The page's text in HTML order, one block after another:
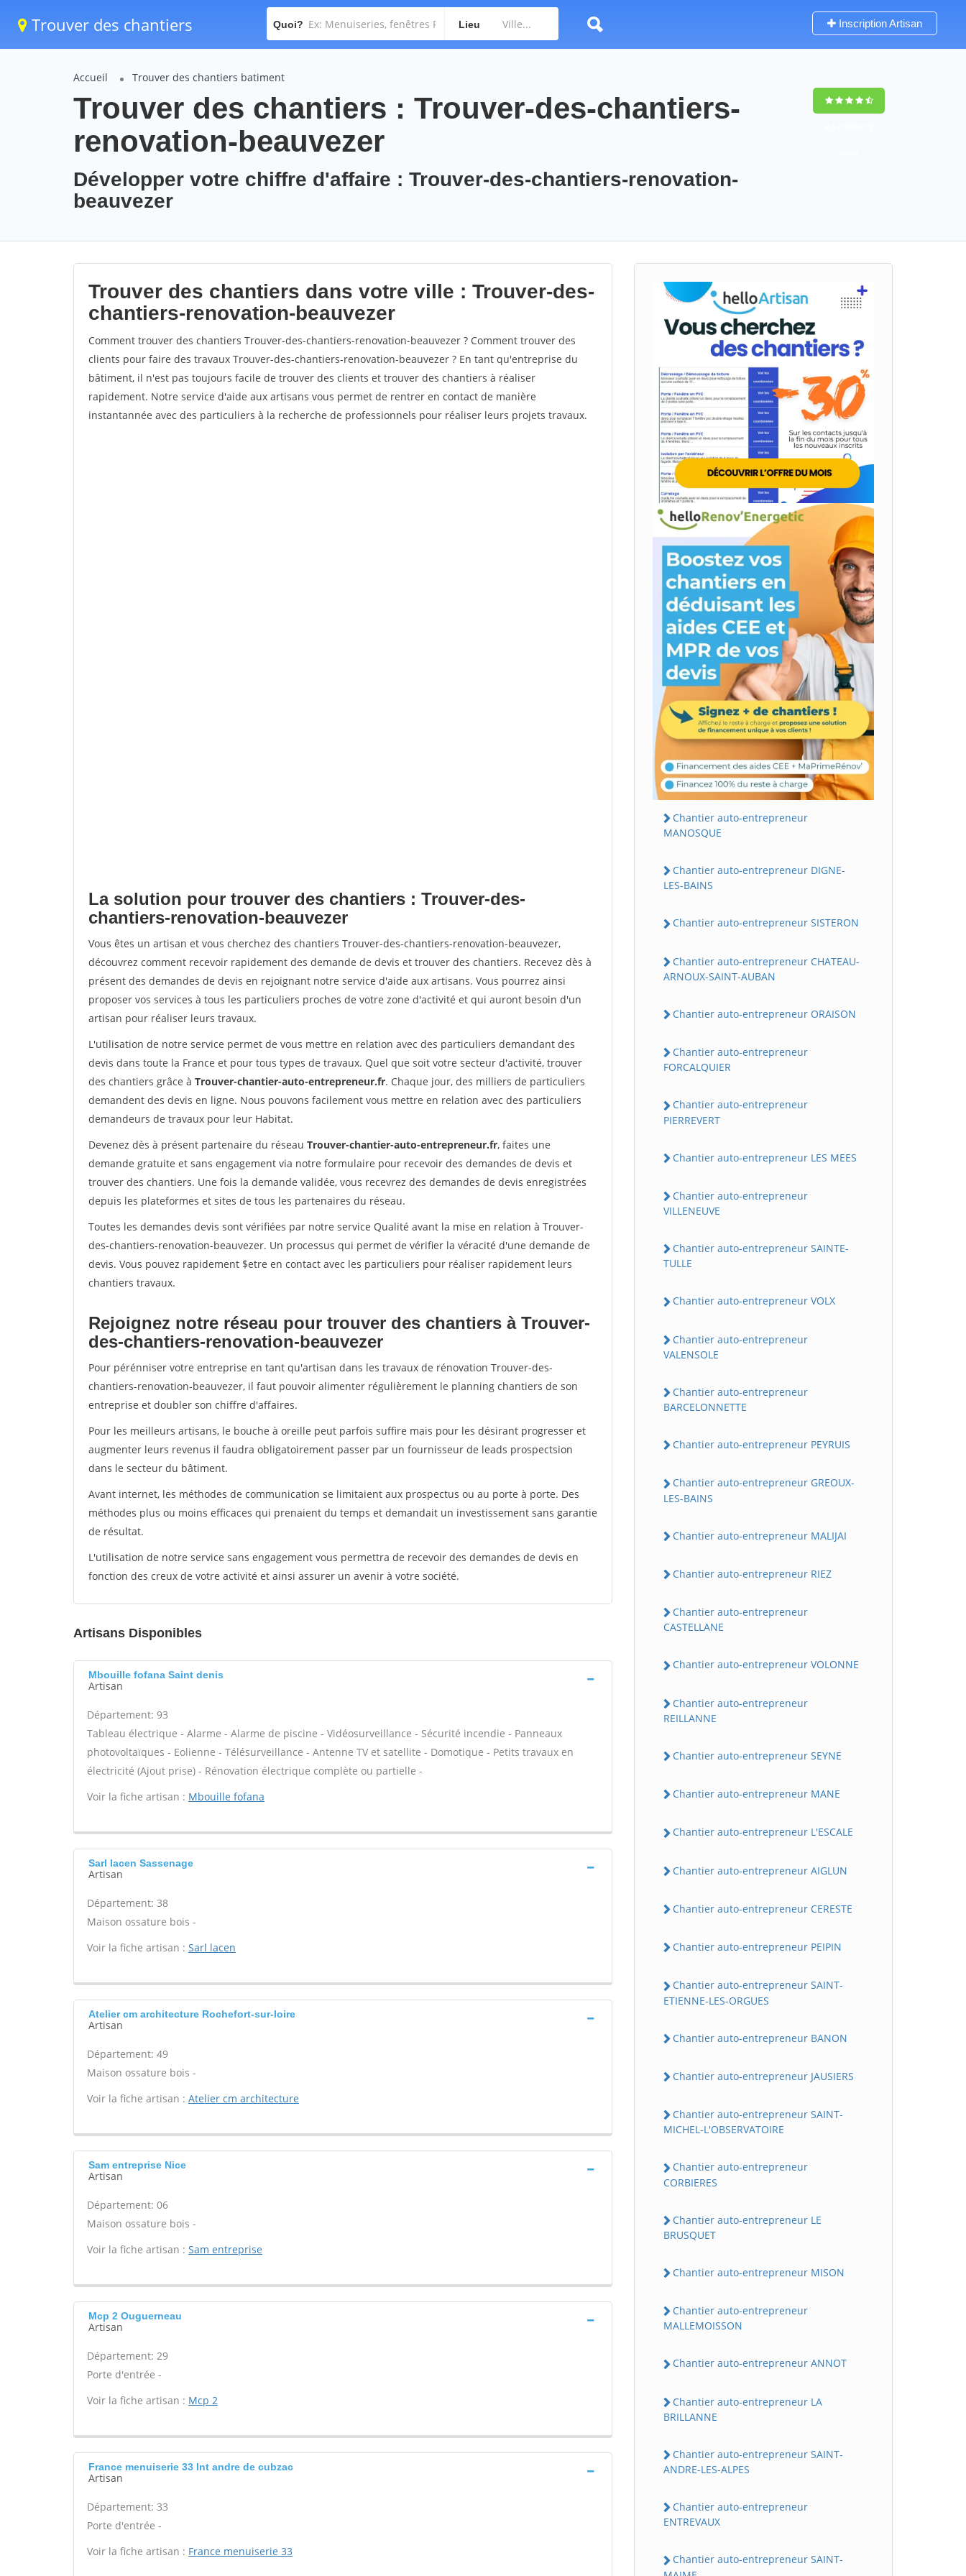
Trouver des chantiers Quoi? Lieu Inscription Artisan
Accueil Trouver des chantiers batiment
Trouver des chantiers : Trouver-des-chantiers-
renovation-beauvezer
Développer votre chiffre d'affaire : Trouver-des-chantiers-renovation-
beauvezer
Trouver des chantiers dans votre ville : Trouver-des-
chantiers-renovation-beauvezer
Comment trouver des chantiers Trouver-des-chantiers-renovation-beauvezer ? Comment trouver des
clients pour faire des travaux Trouver-des-chantiers-renovation-beauvezer ? En tant qu'entreprise du
bâtiment, il n'est pas toujours facile de trouver des clients et trouver des chantiers à réaliser
rapidement. Notre service d'aide aux artisans vous permet de rentrer en contact de manière
instantannée avec des particuliers à la recherche de professionnels pour réaliser leurs projets travaux.
La solution pour trouver des chantiers : Trouver-des-
chantiers-renovation-beauvezer
Vous êtes un artisan et vous cherchez des chantiers Trouver-des-chantiers-renovation-beauvezer,
découvrez comment recevoir rapidement des demande de devis et trouver des chantiers. Recevez dès à
présent des demandes de devis en rejoignant notre service d'aide aux artisans. Vous pourrez ainsi
proposer vos services à tous les particuliers proches de votre zone d'activité et qui auront besoin d'un
artisan pour réaliser leurs travaux.
L'utilisation de notre service permet de vous mettre en relation avec des particuliers demandant des
devis dans toute la France et pour tous types de travaux. Quel que soit votre secteur d'activité, trouver
des chantiers grâce à Trouver-chantier-auto-entrepreneur.fr. Chaque jour, des milliers de particuliers
demandent des devis en ligne. Nous pouvons facilement vous mettre en relation avec des particuliers
demandeurs de travaux pour leur Habitat.
Devenez dès à présent partenaire du réseau Trouver-chantier-auto-entrepreneur.fr, faites une
demande gratuite et sans engagement via notre formulaire pour recevoir des demandes de devis et
trouver des chantiers. Une fois la demande validée, vous recevrez des demandes de devis enregistrées
depuis les plateformes et sites de tous les partenaires du réseau.
Toutes les demandes devis sont vérifiées par notre service Qualité avant la mise en relation à Trouver-
des-chantiers-renovation-beauvezer. Un processus qui permet de vérifier la véracité d'une demande de
devis. Vous pouvez rapidement $etre en contact avec les particuliers pour réaliser rapidement leurs
chantiers travaux.
Rejoignez notre réseau pour trouver des chantiers à Trouver-
des-chantiers-renovation-beauvezer
Pour pérénniser votre entreprise en tant qu'artisan dans les travaux de rénovation Trouver-des-
chantiers-renovation-beauvezer, il faut pouvoir alimenter régulièrement le planning chantiers de son
entreprise et doubler son chiffre d'affaires.
Pour les meilleurs artisans, le bouche à oreille peut parfois suffire mais pour les désirant progresser et
augmenter leurs revenus il faudra obligatoirement passer par un fournisseur de leads prospectsion
dans le secteur du bâtiment.
Avant internet, les méthodes de communication se limitaient aux prospectus ou au porte à porte. Des
méthodes plus ou moins efficaces qui prenaient du temps et demandait un investissement sans garantie
de résultat.
L'utilisation de notre service sans engagement vous permettra de recevoir des demandes de devis en
fonction des creux de votre activité et ainsi assurer un avenir à votre société.
Artisans Disponibles
Mbouille fofana Saint denis
Artisan
Département: 93
Tableau électrique - Alarme - Alarme de piscine - Vidéosurveillance - Sécurité incendie - Panneaux
photovoltaïques - Eolienne - Télésurveillance - Antenne TV et satellite - Domotique - Petits travaux en
électricité (Ajout prise) - Rénovation électrique complète ou partielle -
Voir la fiche artisan : Mbouille fofana
Sarl lacen Sassenage
Artisan
Département: 38
Maison ossature bois -
Voir la fiche artisan : Sarl lacen
Atelier cm architecture Rochefort-sur-loire
Artisan
Département: 49
Maison ossature bois -
Voir la fiche artisan : Atelier cm architecture
Sam entreprise Nice
Artisan
Département: 06
Maison ossature bois -
Voir la fiche artisan : Sam entreprise
Mcp 2 Ouguerneau
Artisan
Département: 29
Porte d'entrée -
Voir la fiche artisan : Mcp 2
France menuiserie 33 Int andre de cubzac
Artisan
Département: 33
Porte d'entrée -
Voir la fiche artisan : France menuiserie 33
Chantier auto-entrepreneur
MANOSQUE
Chantier auto-entrepreneur DIGNE-
LES-BAINS
Chantier auto-entrepreneur SISTERON
Chantier auto-entrepreneur CHATEAU-
ARNOUX-SAINT-AUBAN
Chantier auto-entrepreneur ORAISON
Chantier auto-entrepreneur
FORCALQUIER
Chantier auto-entrepreneur
PIERREVERT
Chantier auto-entrepreneur LES MEES
Chantier auto-entrepreneur
VILLENEUVE
Chantier auto-entrepreneur SAINTE-
TULLE
Chantier auto-entrepreneur VOLX
Chantier auto-entrepreneur
VALENSOLE
Chantier auto-entrepreneur
BARCELONNETTE
Chantier auto-entrepreneur PEYRUIS
Chantier auto-entrepreneur GREOUX-
LES-BAINS
Chantier auto-entrepreneur MALIJAI
Chantier auto-entrepreneur RIEZ
Chantier auto-entrepreneur
CASTELLANE
Chantier auto-entrepreneur VOLONNE
Chantier auto-entrepreneur
REILLANNE
Chantier auto-entrepreneur SEYNE
Chantier auto-entrepreneur MANE
Chantier auto-entrepreneur L'ESCALE
Chantier auto-entrepreneur AIGLUN
Chantier auto-entrepreneur CERESTE
Chantier auto-entrepreneur PEIPIN
Chantier auto-entrepreneur SAINT-
ETIENNE-LES-ORGUES
Chantier auto-entrepreneur BANON
Chantier auto-entrepreneur JAUSIERS
Chantier auto-entrepreneur SAINT-
MICHEL-L'OBSERVATOIRE
Chantier auto-entrepreneur
CORBIERES
Chantier auto-entrepreneur LE
BRUSQUET
Chantier auto-entrepreneur MISON
Chantier auto-entrepreneur
MALLEMOISSON
Chantier auto-entrepreneur ANNOT
Chantier auto-entrepreneur LA
BRILLANNE
Chantier auto-entrepreneur SAINT-
ANDRE-LES-ALPES
Chantier auto-entrepreneur
ENTREVAUX
Chantier auto-entrepreneur SAINT-